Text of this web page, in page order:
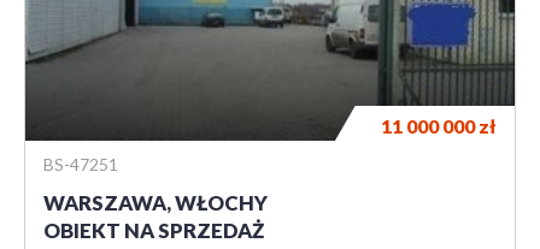
BS-47251
WARSZAWA, WŁOCHY
OBIEKT NA SPRZEDAŻ
11 000 000zł